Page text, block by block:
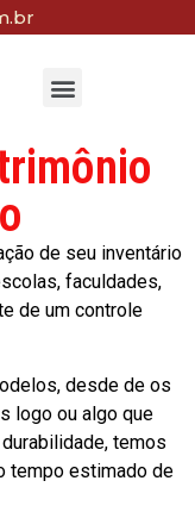
de seu inventário
faculdades,
de um controle
desde de os
logo ou algo que
temos
tempo estimado de